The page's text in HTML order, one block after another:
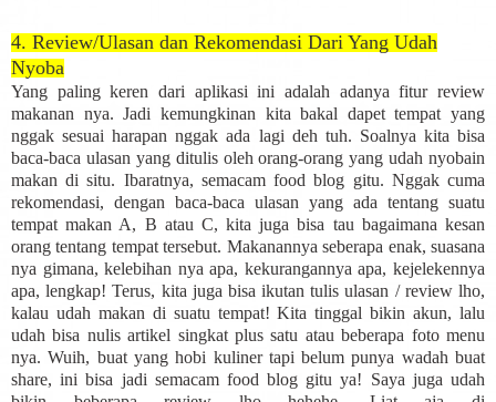
4. Review/Ulasan dan Rekomendasi Dari Yang Udah
Nyoba
Yang paling keren dari aplikasi ini adalah adanya fitur review
makanan nya. Jadi kemungkinan kita bakal dapet tempat yang
nggak sesuai harapan nggak ada lagi deh tuh. Soalnya kita bisa
baca-baca ulasan yang ditulis oleh orang-orang yang udah nyobain
makan di situ. Ibaratnya, semacam food blog gitu. Nggak cuma
rekomendasi, dengan baca-baca ulasan yang ada tentang suatu
tempat makan A, B atau C, kita juga bisa tau bagaimana kesan
orang tentang tempat tersebut. Makanannya seberapa enak, suasana
nya gimana, kelebihan nya apa, kekurangannya apa, kejelekennya
apa, lengkap! Terus, kita juga bisa ikutan tulis ulasan / review lho,
kalau udah makan di suatu tempat! Kita tinggal bikin akun, lalu
udah bisa nulis artikel singkat plus satu atau beberapa foto menu
nya. Wuih, buat yang hobi kuliner tapi belum punya wadah buat
share, ini bisa jadi semacam food blog gitu ya! Saya juga udah